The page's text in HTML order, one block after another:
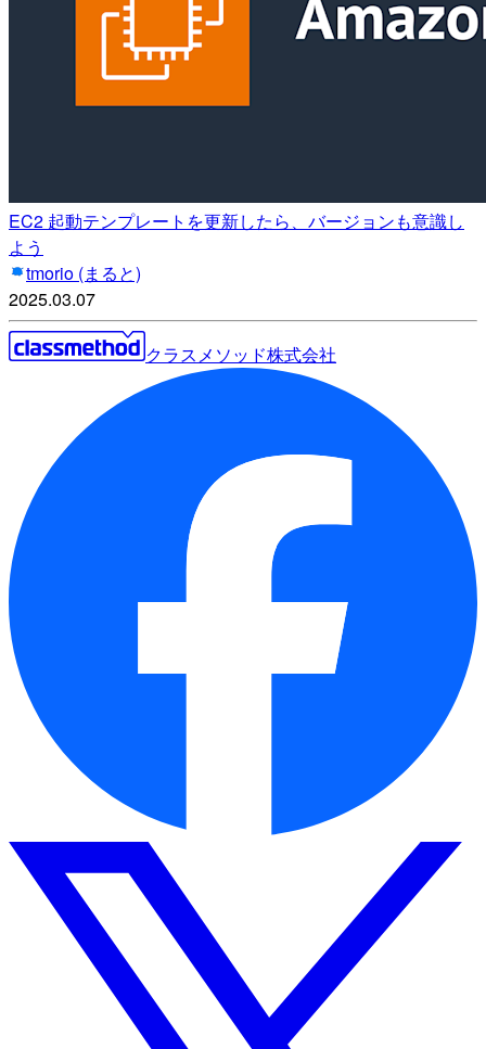
EC2 起動テンプレートを更新したら、バージョンも意識し
よう
tmorio (まると)
2025.03.07
クラスメソッド株式会社